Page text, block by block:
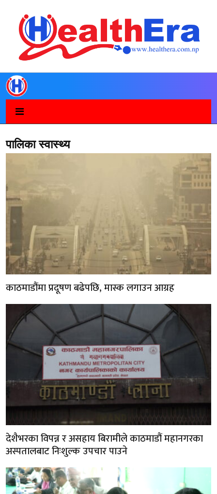
पालिका स्वास्थ्य
काठमाडौंमा प्रदूषण बढेपछि, मास्क लगाउन आग्रह
देशैभरका विपन्न र असहाय बिरामीले काठमाडौं महानगरका
अस्पतालबाट निःशुल्क उपचार पाउने